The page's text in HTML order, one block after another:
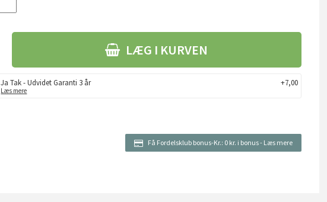
LÆG I KURVEN
Ja Tak - Udvidet Garanti 3 år
Læs mere
+7,00
Få Fordelsklub bonus-Kr.: 0 kr. i bonus- Læs mere